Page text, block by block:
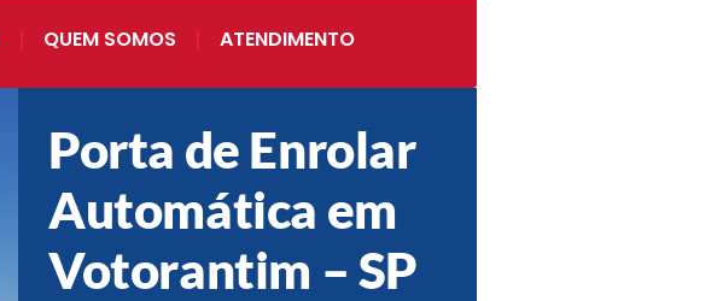
QUEM SOMOS ATENDIMENTO
Porta de Enrolar
Automática em
Votorantim – SP